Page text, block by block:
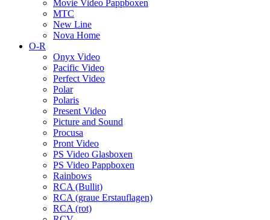
Movie Video Pappboxen
MTC
New Line
Nova Home
O-R
Onyx Video
Pacific Video
Perfect Video
Polar
Polaris
Present Video
Picture and Sound
Procusa
Pront Video
PS Video Glasboxen
PS Video Pappboxen
Rainbows
RCA (Bullit)
RCA (graue Erstauflagen)
RCA (rot)